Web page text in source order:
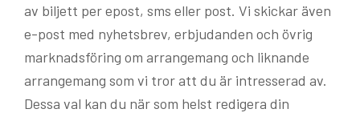
av biljett per epost, sms eller post. Vi skickar även
e-post med nyhetsbrev, erbjudanden och övrig
marknadsföring om arrangemang och liknande
arrangemang som vi tror att du är intresserad av.
Dessa val kan du när som helst redigera din